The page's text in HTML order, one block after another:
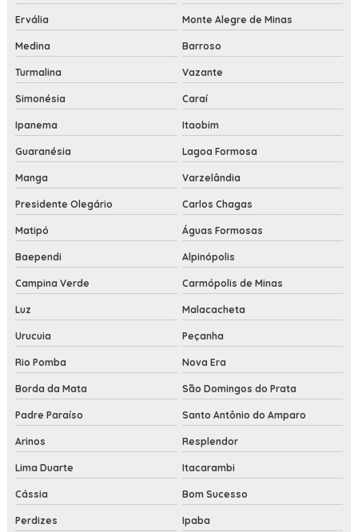
Ervália Monte Alegre de Minas
Medina Barroso
Turmalina Vazante
Simonésia Caraí
Ipanema Itaobim
Guaranésia Lagoa Formosa
Manga Varzelândia
Presidente Olegário Carlos Chagas
Matipó Águas Formosas
Baependi Alpinópolis
Campina Verde Carmópolis de Minas
Luz Malacacheta
Urucuia Peçanha
Rio Pomba Nova Era
Borda da Mata São Domingos do Prata
Padre Paraíso Santo Antônio do Amparo
Arinos Resplendor
Lima Duarte Itacarambi
Cássia Bom Sucesso
Perdizes Ipaba